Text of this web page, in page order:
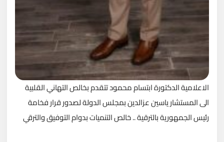
الاعلامية الدكتورة ابتسام محمود تتقدم بخالص التهاني القلبية
الى المستشار ياسين عزالدين بمجلس الدولة لصدور قرار فخامة
رئيس الجمهورية بالترقية .. خالص التنميات بدوام التوفيق والترقي